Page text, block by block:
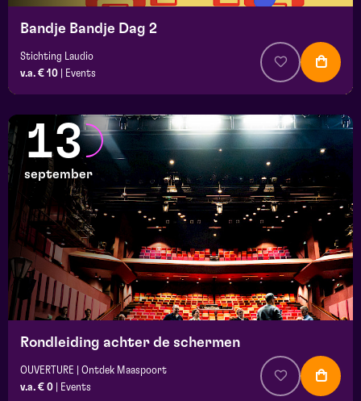
Bandje Bandje Dag 2
Stichting Laudio
v.a. € 10
Events
13
september
Rondleiding achter de schermen
OUVERTURE | Ontdek Maaspoort
v.a. € 0
Events